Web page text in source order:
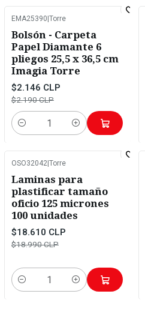
EMA25390 Torre
Bolsón - Carpeta
Papel Diamante 6
pliegos 25,5 x 36,5 cm
Imagia Torre
$2.146 CLP
$2.190 CLP
Cantidad
OSO32042 Torre
Laminas para
plastificar tamaño
oficio 125 micrones
100 unidades
$18.610 CLP
$18.990 CLP
Cantidad